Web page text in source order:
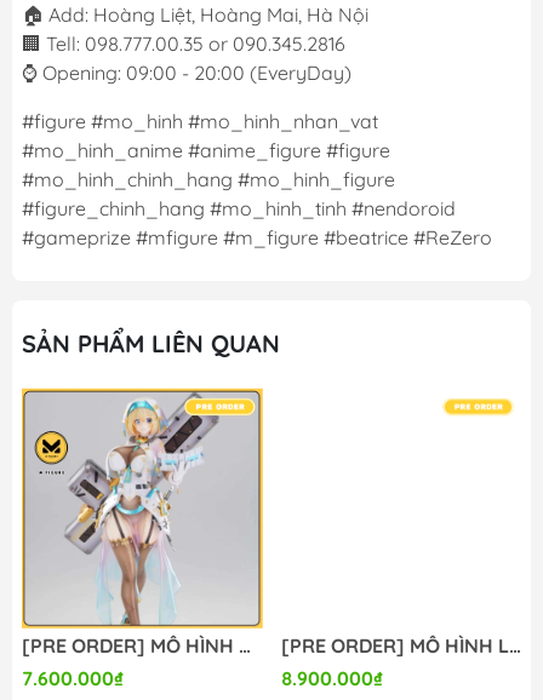
🏠 Add: Hoàng Liệt, Hoàng Mai, Hà Nội
🏢 Tell: 098.777.00.35 or 090.345.2816
⌚️ Opening: 09:00 - 20:00 (EveryDay)
#figure #mo_hinh #mo_hinh_nhan_vat
#mo_hinh_anime #anime_figure #figure
#mo_hinh_chinh_hang #mo_hinh_figure
#figure_chinh_hang #mo_hinh_tinh #nendoroid
#gameprize #mfigure #m_figure #beatrice #ReZero
SẢN PHẨM LIÊN QUAN
[PRE ORDER] MÔ HÌNH Bunny Suit Planning - Sophia F. Shirring - 1/6 - Sister Ver., Bright Edition (Magi Arts) FIGURE CHÍNH HÃNG
7.600.000₫
[PRE ORDER] MÔ HÌNH Limelight Lemonade Jam - Harumi Ena - 1/3.5 (Alice Glint) FIGURE CHÍNH HÃNG
8.900.000₫